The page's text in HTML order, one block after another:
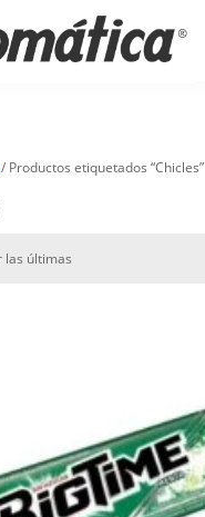
/ Productos etiquetados “Chicles”